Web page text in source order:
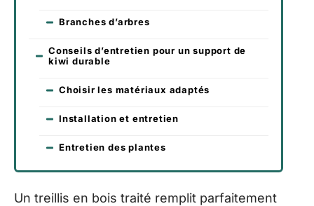
Branches d’arbres
Conseils d’entretien pour un support de
kiwi durable
Choisir les matériaux adaptés
Installation et entretien
Entretien des plantes
Un treillis en bois traité remplit parfaitement